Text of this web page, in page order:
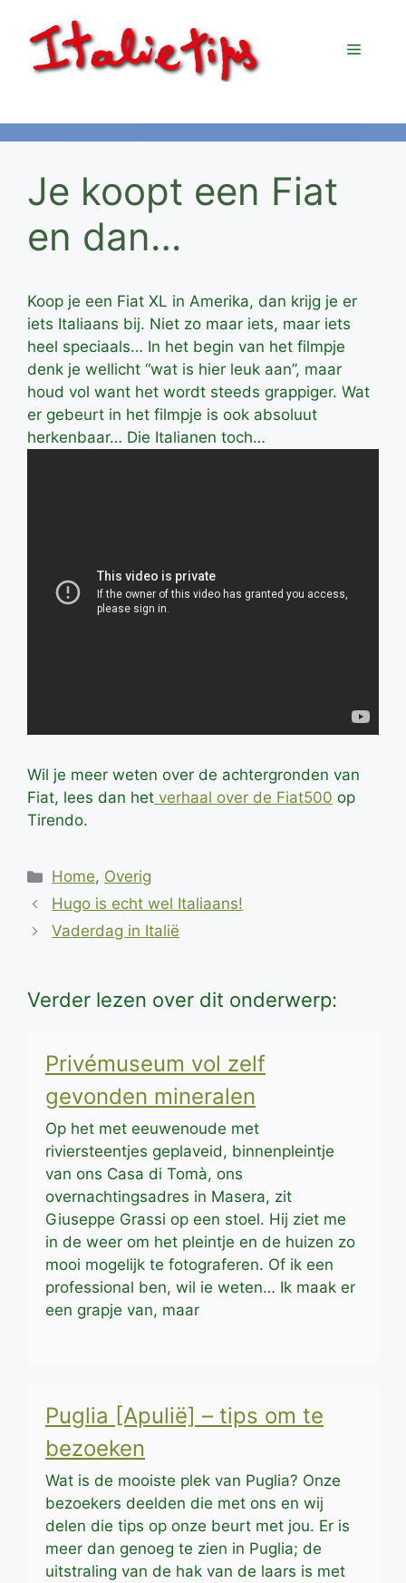
naar
inhoud
Menu
Je koopt een Fiat
en dan…
Koop je een Fiat XL in Amerika, dan krijg je er
iets Italiaans bij. Niet zo maar iets, maar iets
heel speciaals… In het begin van het filmpje
denk je wellicht “wat is hier leuk aan”, maar
houd vol want het wordt steeds grappiger. Wat
er gebeurt in het filmpje is ook absoluut
herkenbaar… Die Italianen toch…
Wil je meer weten over de achtergronden van
Fiat, lees dan het verhaal over de Fiat500 op
Tirendo.
Categorieën
Home, Overig
Hugo is echt wel Italiaans!
Vaderdag in Italië
Verder lezen over dit onderwerp:
Privémuseum vol zelf
gevonden mineralen
Op het met eeuwenoude met
riviersteentjes geplaveid, binnenpleintje
van ons Casa di Tomà, ons
overnachtingsadres in Masera, zit
Giuseppe Grassi op een stoel. Hij ziet me
in de weer om het pleintje en de huizen zo
mooi mogelijk te fotograferen. Of ik een
professional ben, wil ie weten… Ik maak er
een grapje van, maar
Puglia [Apulië] – tips om te
bezoeken
Wat is de mooiste plek van Puglia? Onze
bezoekers deelden die met ons en wij
delen die tips op onze beurt met jou. Er is
meer dan genoeg te zien in Puglia; de
uitstraling van de hak van de laars is met